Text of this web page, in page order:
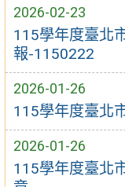
2026-02-23
115學年度臺北
報-1150222
2026-01-26
115學年度臺北
2026-01-26
115學年度臺北